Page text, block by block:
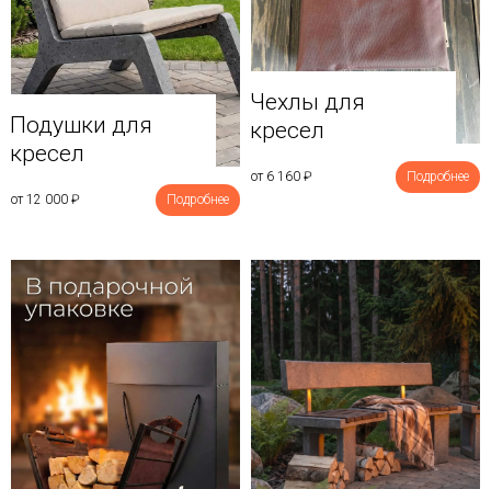
Подушки для
кресел
от 12 000 ₽ Подробнее
Чехлы для
кресел
от 6 160 ₽ Подробнее